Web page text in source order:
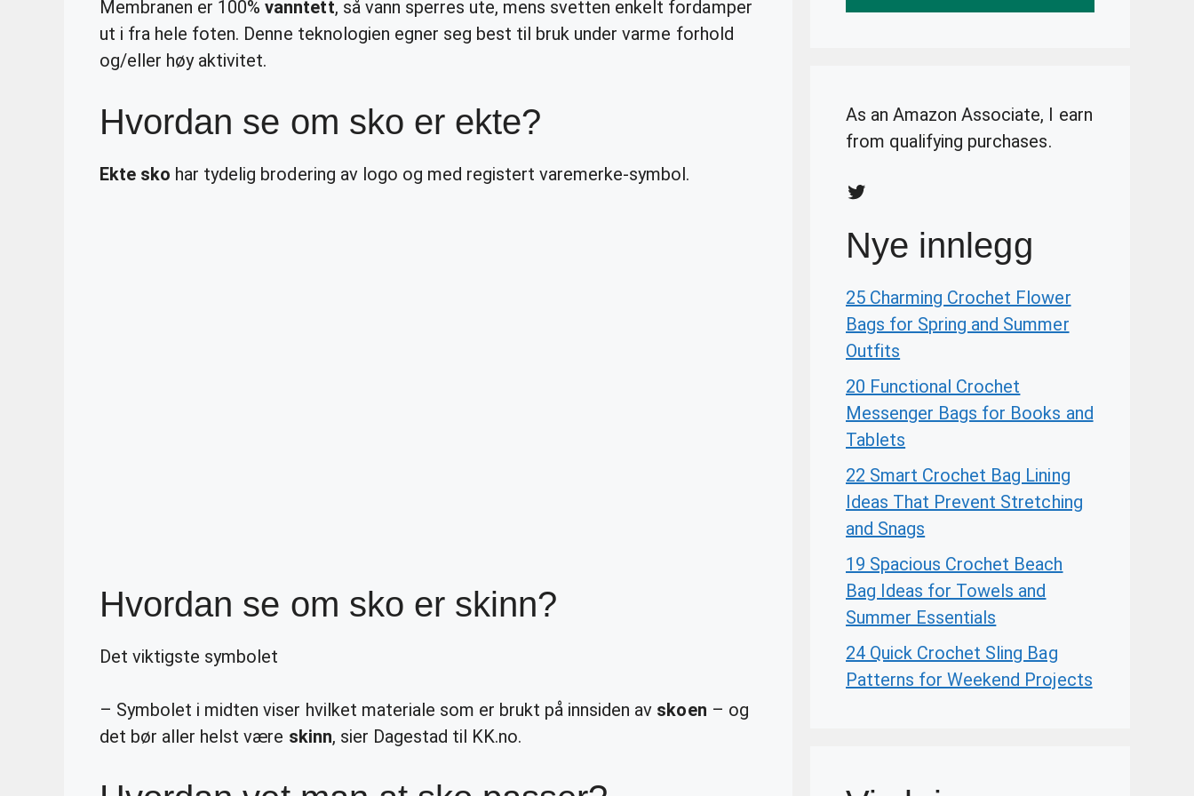
Membranen er 100%vanntett, så vann sperres ute, mens svetten enkelt fordamper
ut i fra hele foten. Denne teknologien egner seg best til bruk under varme forhold
og/eller høy aktivitet.
Hvordan se om sko er ekte?
Ekte sko har tydelig brodering av logo og med registert varemerke-symbol.
Hvordan se om sko er skinn?
Det viktigste symbolet
– Symbolet i midten viser hvilket materiale som er brukt på innsiden av skoen – og
det bør aller helst være skinn, sier Dagestad til KK.no.
As an Amazon Associate, I earn
from qualifying purchases.
Twitter
Nye innlegg
25 Charming Crochet Flower
Bags for Spring and Summer
Outfits
20 Functional Crochet
Messenger Bags for Books and
Tablets
22 Smart Crochet Bag Lining
Ideas That Prevent Stretching
and Snags
19 Spacious Crochet Beach
Bag Ideas for Towels and
Summer Essentials
24 Quick Crochet Sling Bag
Patterns for Weekend Projects